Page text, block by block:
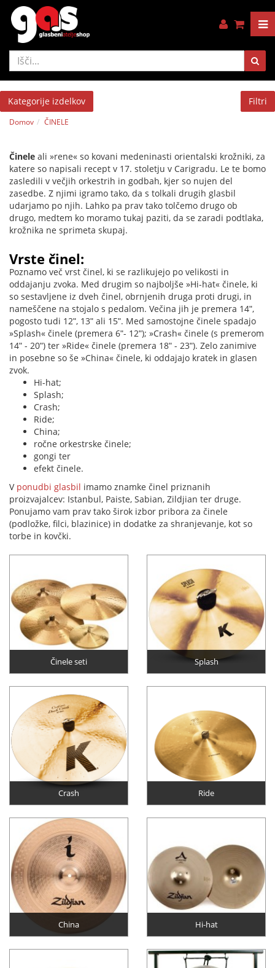
Kategorije izdelkov Filtri
Domov ČINELE
Činele ali »rene« so kovani medeninasti orientalski krožniki, za
katere so napisali recept v 17. stoletju v Carigradu. Le te bomo
zasledili v večjih orkestrih in godbah, kjer so nujen del
zasedbe. Z njimi igramo tako, da s tolkali drugih glasbil
udarjamo po njih. Lahko pa prav tako tolčemo drugo ob
drugo, medtem ko moramo tukaj paziti, da se zaradi podtlaka,
krožnika ne sprimeta skupaj.
Vrste činel:
Poznamo več vrst činel, ki se razlikujejo po velikosti in
oddajanju zvoka. Med drugim so najboljše »Hi-hat« činele, ki
so sestavljene iz dveh činel, obrnjenih druga proti drugi, in
nameščene na stojalo s pedalom. Večina jih je premera 14ʺ,
pogosto tudi 12ʺ, 13ʺ ali 15ʺ. Med samostojne činele spadajo
»Splash« činele (premera 6ʺ- 12ʺ); »Crash« činele (s premerom
14ʺ - 20ʺ) ter »Ride« činele (premera 18ʺ - 23ʺ). Zelo zanimive
in posebne so še »China« činele, ki oddajajo kratek in glasen
zvok.
Hi-hat;
Splash;
Crash;
Ride;
China;
ročne orkestrske činele;
gongi ter
efekt činele.
V ponudbi glasbil imamo znamke činel priznanih
proizvajalcev: Istanbul, Paiste, Sabian, Zildjian ter druge.
Ponujamo vam prav tako širok izbor pribora za činele
(podložke, filci, blazinice) in dodatke za shranjevanje, kot so
torbe in kovčki.
Činele seti Splash
Crash Ride
China Hi-hat